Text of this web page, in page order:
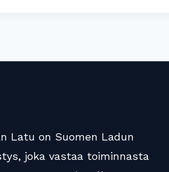
Latu on Suomen Ladun
joka vastaa toiminnasta